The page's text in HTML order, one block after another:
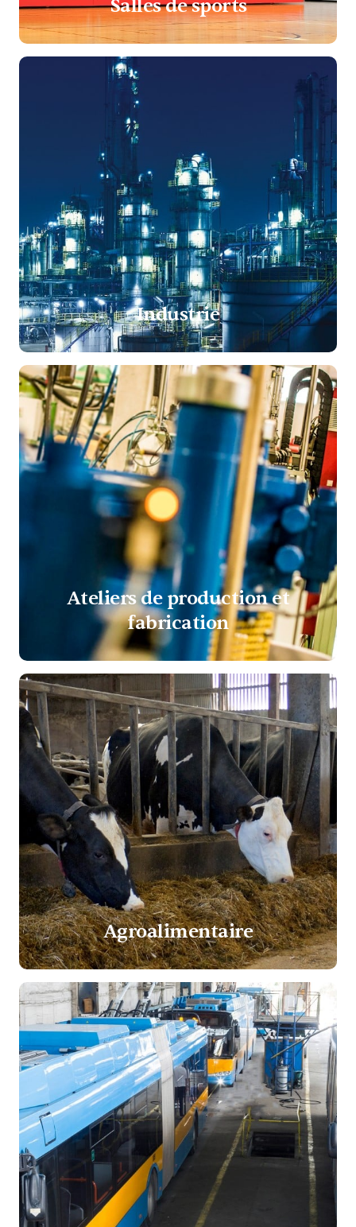
Salles de sports
Industrie
Ateliers de production et
fabrication
Agroalimentaire